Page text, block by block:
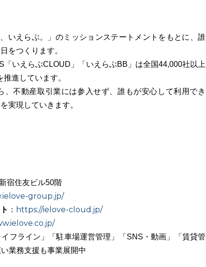
いえらぶ。」のミッションステートメントをもとに、誰
をつくります。
いえらぶCLOUD」「いえらぶBB」は全国44,000社以上
進しています。
、不動産取引業には参入せず、誰もが安心して利用でき
実現していきます。
宿住友ビル50階
group.jp/
： https://ielove-cloud.jp/
フライン」「駐車場運営管理」「SNS・動画」「賃貸管
業務支援も事業展開中